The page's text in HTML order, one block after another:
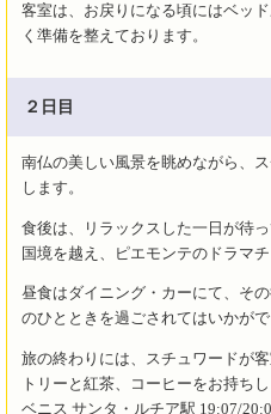
客室は、お戻りになる頃にはベッ
く準備を整えております。
２日目
南仏の美しい風景を眺めながら、
します。
食後は、リラックスした一日が待
国境を越え、ピエモンテのドラマ
昼食はダイニング・カーにて、そ
のひとときを過ごされてはいかがで
旅の終わりには、スチュワードが
トリーと紅茶、コーヒーをお持ちし
ベニス サンタ・ルチア駅 19:07/